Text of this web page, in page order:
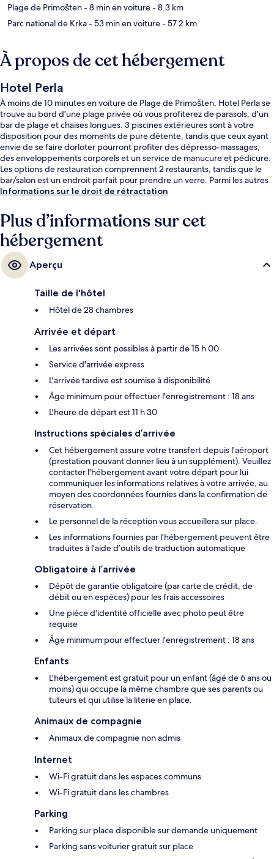
Plage de Primošten- 8 min en voiture- 8.3 km
Parc national de Krka- 53 min en voiture- 57.2 km
À propos de cet hébergement
Hotel Perla
À moins de 10 minutes en voiture de Plage de Primošten, Hotel Perla se
trouve au bord d'une plage privée où vous profiterez de parasols, d'un
bar de plage et chaises longues. 3 piscines extérieures sont à votre
disposition pour des moments de pure détente, tandis que ceux ayant
envie de se faire dorloter pourront profiter des dépresso-massages,
des enveloppements corporels et un service de manucure et pédicure.
Les options de restauration comprennent 2 restaurants, tandis que le
bar/salon est un endroit parfait pour prendre un verre. Parmi les autres
petits avantages de cet hébergement figurent un bar en bord de
Informations sur le droit de rétractation
Plus d’informations sur cet
hébergement
Aperçu
Taille de l'hôtel
Hôtel de 28 chambres
Arrivée et départ
Les arrivées sont possibles à partir de 15 h 00
Service d'arrivée express
L'arrivée tardive est soumise à disponibilité
Âge minimum pour effectuer l'enregistrement : 18 ans
L'heure de départ est 11 h 30
Instructions spéciales d’arrivée
Cet hébergement assure votre transfert depuis l'aéroport
(prestation pouvant donner lieu à un supplément). Veuillez
contacter l'hébergement avant votre départ pour lui
communiquer les informations relatives à votre arrivée, au
moyen des coordonnées fournies dans la confirmation de
réservation.
Le personnel de la réception vous accueillera sur place.
Les informations fournies par l’hébergement peuvent être
traduites à l’aide d’outils de traduction automatique
Obligatoire à l’arrivée
Dépôt de garantie obligatoire (par carte de crédit, de
débit ou en espèces) pour les frais accessoires
Une pièce d'identité officielle avec photo peut être
requise
Âge minimum pour effectuer l'enregistrement : 18 ans
Enfants
L'hébergement est gratuit pour un enfant (âgé de 6 ans ou
moins) qui occupe la même chambre que ses parents ou
tuteurs et qui utilise la literie en place.
Animaux de compagnie
Animaux de compagnie non admis
Internet
Wi-Fi gratuit dans les espaces communs
Wi-Fi gratuit dans les chambres
Parking
Parking sur place disponible sur demande uniquement
Parking sans voiturier gratuit sur place